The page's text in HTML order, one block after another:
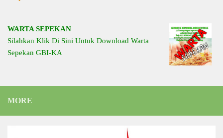
WARTA SEPEKAN
Silahkan Klik Di Sini Untuk Download Warta
Sepekan GBI-KA
MORE